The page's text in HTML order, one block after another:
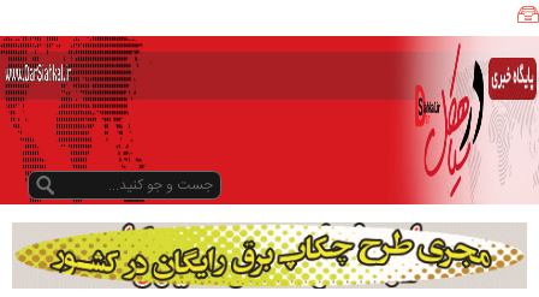
ا
ه
ک
ل
ز
ب
و